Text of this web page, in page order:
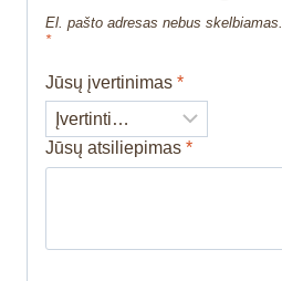
El. pašto adresas nebus skelbiamas.
*
Jūsų įvertinimas *
Jūsų atsiliepimas *